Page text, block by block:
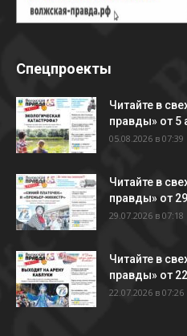
Спецпроекты
Читайте в
правды» от 5
05.08.2026 в 07:39
Читайте в
правды» от
29.07.2026 в 07:18
Читайте в
правды» от
22.07.2026 в 07:26